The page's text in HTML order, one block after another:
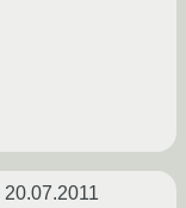
20.07.2011